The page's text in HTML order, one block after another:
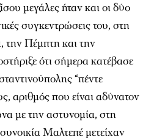
μεγάλες ήταν και οι δύο
συγκεντρώσεις του, στη
Πέμπτη και την
ότι σήμερα κατέβασε
“πέντε
αριθμός που είναι αδύνατον
με την αστυνομία, στη
Μαλτεπέ μετείχαν